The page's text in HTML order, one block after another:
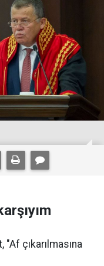
"Af çıkarılmasına